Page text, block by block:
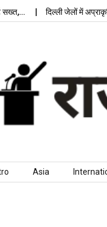
दिल्ली जेलों में अप्राकृतिक
Asia